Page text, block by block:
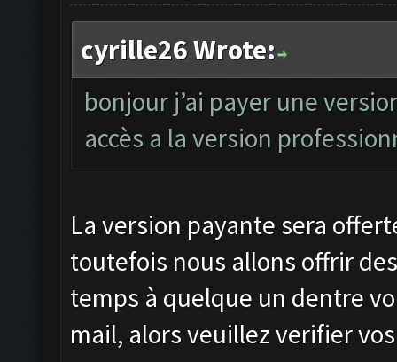
cyrille26 Wrote:
bonjour j’ai payer une
accès a la version
La version payante sera
toutefois nous allons offrir
temps à quelque un dentre
mail, alors veuillez verifier